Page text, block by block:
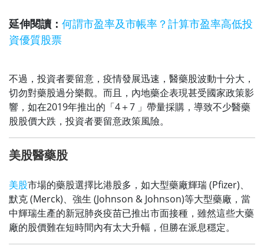
延伸閱讀： 何謂市盈率及市帳率？計算市盈率高低投
資優質股票
不過，投資者要留意，疫情發展迅速，醫藥股波動十分大，
切勿對藥股過分樂觀。而且，內地藥企表現甚受國家政策影
響，如在2019年推出的「4＋7 」帶量採購，導致不少醫藥
股股價大跌，投資者要留意政策風險。
美股醫藥股
美股市場的藥股選擇比港股多，如大型藥廠輝瑞 (Pfizer)、
默克 (Merck)、強生 (Johnson & Johnson)等大型藥廠，當
中輝瑞生產的新冠肺炎疫苗已推出市面接種，雖然這些大藥
廠的股價難在短時間內有太大升幅，但勝在派息穩定。